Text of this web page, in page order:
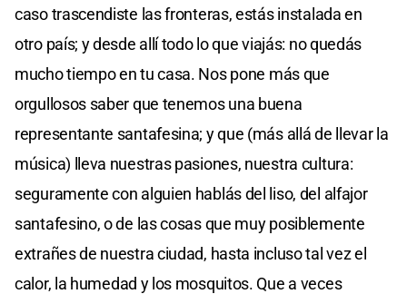
caso trascendiste las fronteras, estás instalada en
otro país; y desde allí todo lo que viajás: no quedás
mucho tiempo en tu casa. Nos pone más que
orgullosos saber que tenemos una buena
representante santafesina; y que (más allá de llevar la
música) lleva nuestras pasiones, nuestra cultura:
seguramente con alguien hablás del liso, del alfajor
santafesino, o de las cosas que muy posiblemente
extrañes de nuestra ciudad, hasta incluso tal vez el
calor, la humedad y los mosquitos. Que a veces